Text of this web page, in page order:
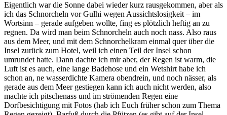
Eigentlich war die Sonne dabei wieder kurz rausgekommen, aber als
ich das Schnorcheln vor Gulhi wegen Aussichtslosigkeit – im
Wortsinn – gerade aufgeben wollte, fing es plötzlich heftig an zu
regnen. Da wird man beim Schnorcheln auch noch nass. Also raus
aus dem Meer, und mit dem Schnorchelkram einmal quer über die
Insel zurück zum Hotel, weil ich einen Teil der Insel schon
umrundet hatte. Dann dachte ich mir aber, der Regen ist warm, die
Luft ist es auch, eine lange Badehose und ein Wetshirt habe ich
schon an, ne wasserdichte Kamera obendrein, und noch nässer, als
gerade aus dem Meer gestiegen kann ich auch nicht werden, also
machte ich pitschenass und im strömenden Regen eine
Dorfbesichtigung mit Fotos (hab ich Euch früher schon zum Thema